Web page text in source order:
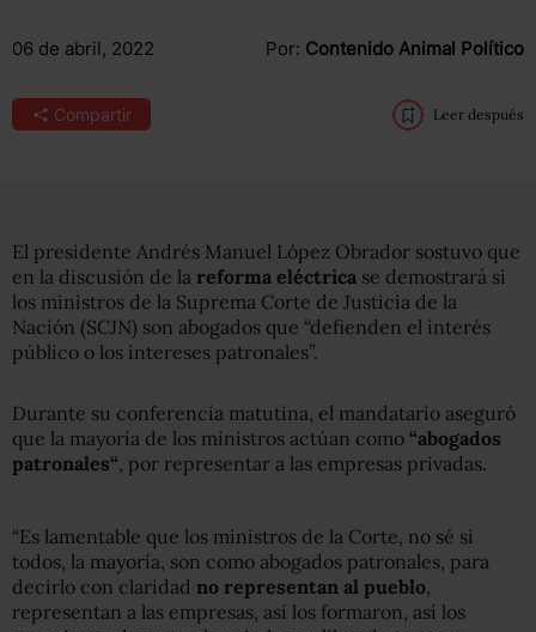
06 de abril, 2022 Por: Contenido Animal Político
Compartir Leer después
El presidente Andrés Manuel López Obrador sostuvo que
en la discusión de la reforma eléctrica se demostrará si
los ministros de la Suprema Corte de Justicia de la
Nación (SCJN) son abogados que “defienden el interés
público o los intereses patronales”.
Durante su conferencia matutina, el mandatario aseguró
que la mayoría de los ministros actúan como “abogados
patronales“, por representar a las empresas privadas.
“Es lamentable que los ministros de la Corte, no sé si
todos, la mayoría, son como abogados patronales, para
decirlo con claridad no representan al pueblo,
representan a las empresas, así los formaron, así los